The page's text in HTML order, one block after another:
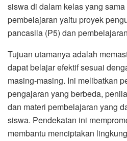
siswa di dalam kelas yang
pembelajaran yaitu proyek
pancasila (P5) dan
Tujuan utamanya adalah
dapat belajar efektif sesuai
masing-masing. Ini melibatkan
pengajaran yang berbeda,
dan materi pembelajaran yang
siswa. Pendekatan ini
membantu menciptakan